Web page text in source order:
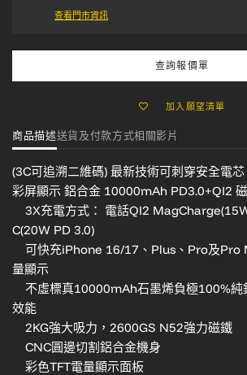
查看門市資訊
查詢報價單
加入願望清單
商品描述送貨及付款方式相關影片
(3C可追溯二維碼) 最新技術可刺穿安全電
彩屏顯示 鋁合金 10000mAh PD3.0+QI2
3X充電方式： 電話QI2
C(20W PD 3.0)
可快充iPhone 16/17、Plus、Pro及Pro
量顯示
不虛標真10000mAh石墨烯負極100%純
效能
2KG強大吸力，2600GS N52強力磁鐵
CNC圓邊切割鋁合金機身
彩色TFT電量顯示面板